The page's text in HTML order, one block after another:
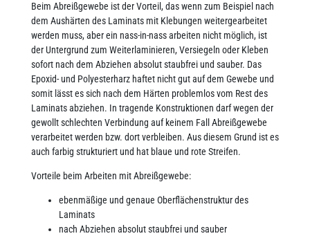
Beim Abreißgewebe ist der Vorteil, das wenn zum Beispiel nach
dem Aushärten des Laminats mit Klebungen weitergearbeitet
werden muss, aber ein nass-in-nass arbeiten nicht möglich, ist
der Untergrund zum Weiterlaminieren, Versiegeln oder Kleben
sofort nach dem Abziehen absolut staubfrei und sauber. Das
Epoxid- und Polyesterharz haftet nicht gut auf dem Gewebe und
somit lässt es sich nach dem Härten problemlos vom Rest des
Laminats abziehen. In tragende Konstruktionen darf wegen der
gewollt schlechten Verbindung auf keinem Fall Abreißgewebe
verarbeitet werden bzw. dort verbleiben. Aus diesem Grund ist es
auch farbig strukturiert und hat blaue und rote Streifen.
Vorteile beim Arbeiten mit Abreißgewebe:
ebenmäßige und genaue Oberflächenstruktur des
Laminats
nach Abziehen absolut staubfrei und sauber